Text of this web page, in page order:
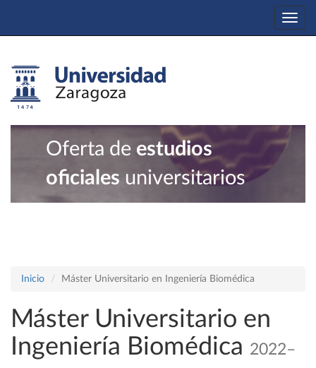
Oferta de estudios
oficiales universitarios
Inicio Máster Universitario en Ingeniería Biomédica
Máster Universitario en
Ingeniería Biomédica 2022–